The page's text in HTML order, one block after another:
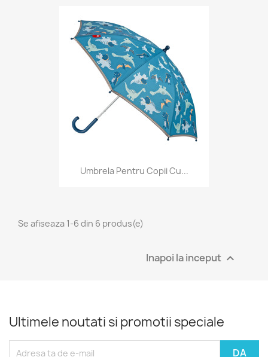
Umbrela Pentru Copii Cu...
Se afiseaza 1-6 din 6 produs(e)
Inapoi la inceput 
Ultimele noutati si promotii speciale